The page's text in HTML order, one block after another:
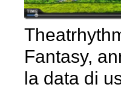
Fantasy,
la data di